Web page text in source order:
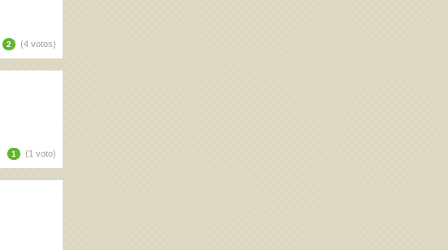
2 (4 votos)
1 (1 voto)